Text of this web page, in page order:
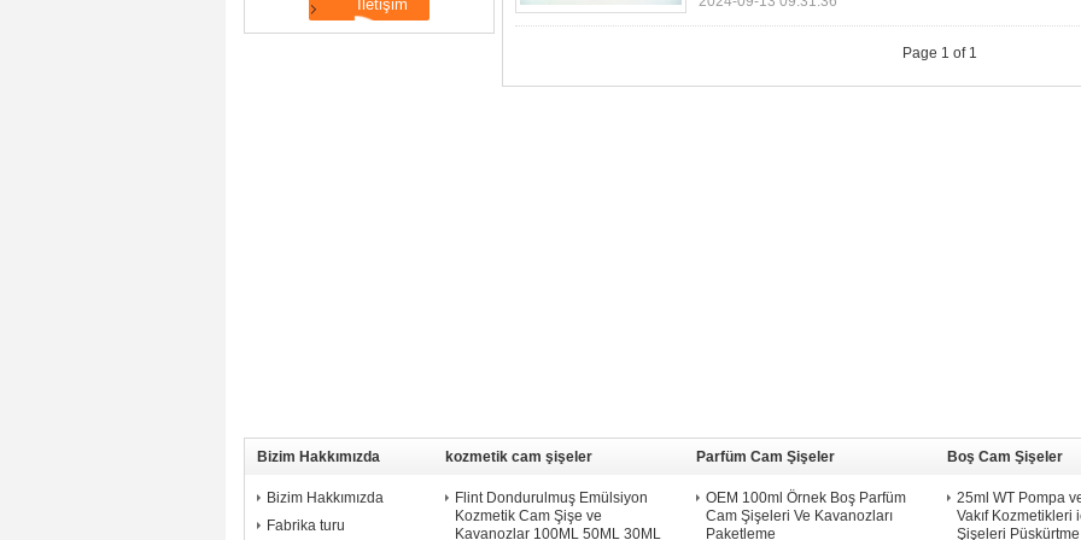
Page 1 of 1
Bizim Hakkımızda
Bizim Hakkımızda
Fabrika turu
kozmetik cam şişeler
Flint Dondurulmuş Emülsiyon
Kozmetik Cam Şişe ve
Kavanozlar 100ML 50ML 30ML
Parfüm Cam Şişeler
OEM 100ml Örnek Boş Parfüm
Cam Şişeleri Ve Kavanozları
Paketleme
Boş Cam Şişeler
25ml WT Pompa
Vakıf Kozmetikleri
Şişeleri Püskürtme